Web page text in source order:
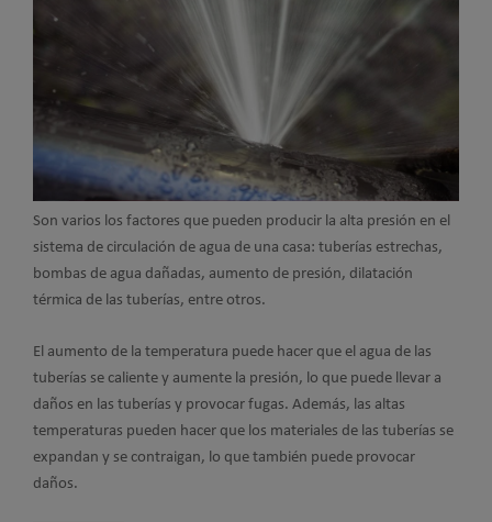
Son varios los factores que pueden producir la alta presión en el
sistema de circulación de agua de una casa: tuberías estrechas,
bombas de agua dañadas, aumento de presión, dilatación
térmica de las tuberías, entre otros.
El aumento de la temperatura puede hacer que el agua de las
tuberías se caliente y aumente la presión, lo que puede llevar a
daños en las tuberías y provocar fugas. Además, las altas
temperaturas pueden hacer que los materiales de las tuberías se
expandan y se contraigan, lo que también puede provocar
daños.